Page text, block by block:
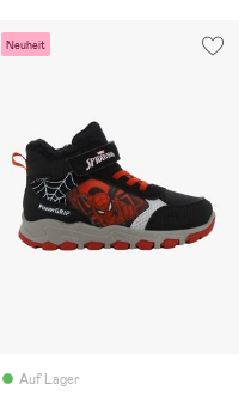
Neuheit
Auf Lager